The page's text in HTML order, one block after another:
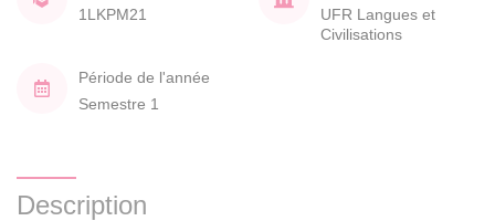
1LKPM21
UFR Langues et
Civilisations
Période de l'année
Semestre 1
Description